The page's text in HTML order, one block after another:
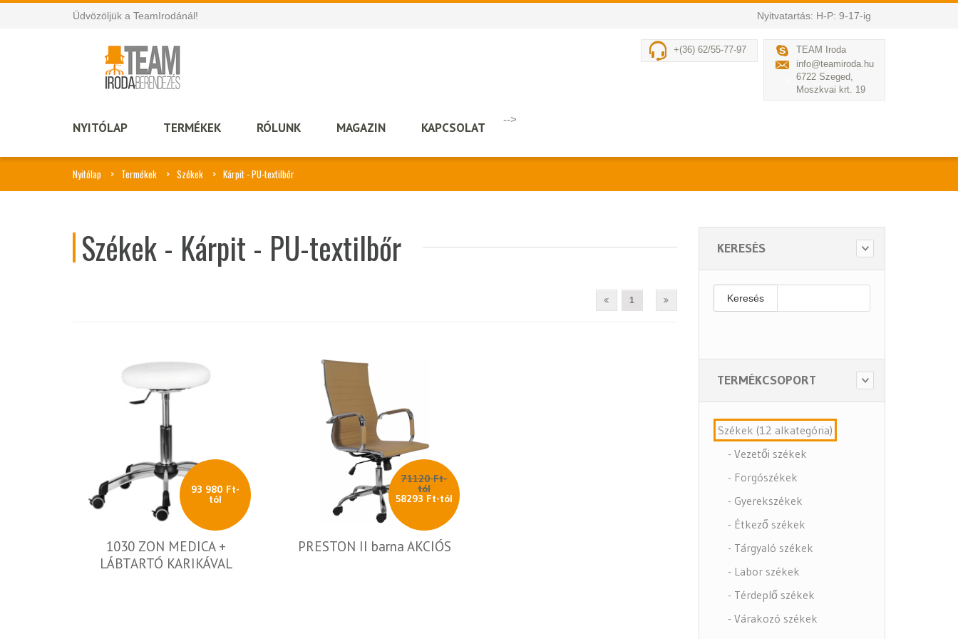
Üdvözöljük a TeamIrodánál! Nyitvatartás: H-P: 9-17-ig
TEAM Iroda
info@teamiroda.hu
6722 Szeged,
Moszkvai krt. 19
+(36) 62/55-77-97
NYITÓLAP TERMÉKEK
-->
RÓLUNK MAGAZIN KAPCSOLAT
Nyitólap Termékek Székek Kárpit - PU-textilbőr
Székek - Kárpit - PU-textilbőr
1
93 980 Ft-
tól
1030 ZON MEDICA +
LÁBTARTÓ KARIKÁVAL
71120 Ft-
tól
58293 Ft-tól
PRESTON II barna AKCIÓS
KERESÉS
Keresés
TERMÉKCSOPORT
Székek (12 alkategória)
- Vezetői székek
- Forgószékek
- Gyerekszékek
- Étkező székek
- Tárgyaló székek
- Labor székek
- Térdeplő székek
- Várakozó székek